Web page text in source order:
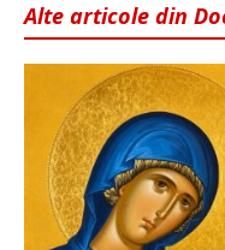
Alte articole din